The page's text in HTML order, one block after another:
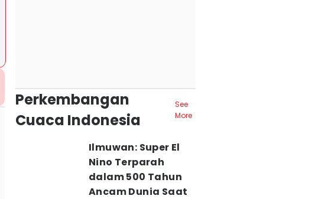
Perkembangan
Cuaca Indonesia
See
More
Ilmuwan: Super El
Nino Terparah
dalam 500 Tahun
Ancam Dunia Saat